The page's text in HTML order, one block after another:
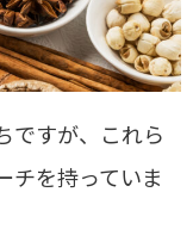
ですが、これら
チを持っていま